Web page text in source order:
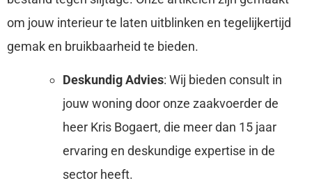
om jouw interieur te laten uitblinken en tegelijkertijd
gemak en bruikbaarheid te bieden.
Deskundig Advies: Wij bieden consult in
jouw woning door onze zaakvoerder de
heer Kris Bogaert, die meer dan 15 jaar
ervaring en deskundige expertise in de
sector heeft.